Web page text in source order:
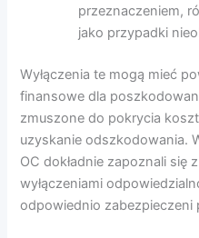
przeznaczeniem,
jako przypadki
Wyłączenia te mogą mieć
finansowe dla
zmuszone do pokrycia
uzyskanie odszkodowania.
OC dokładnie zapoznali się
wyłączeniami
odpowiednio zabezpieczeni